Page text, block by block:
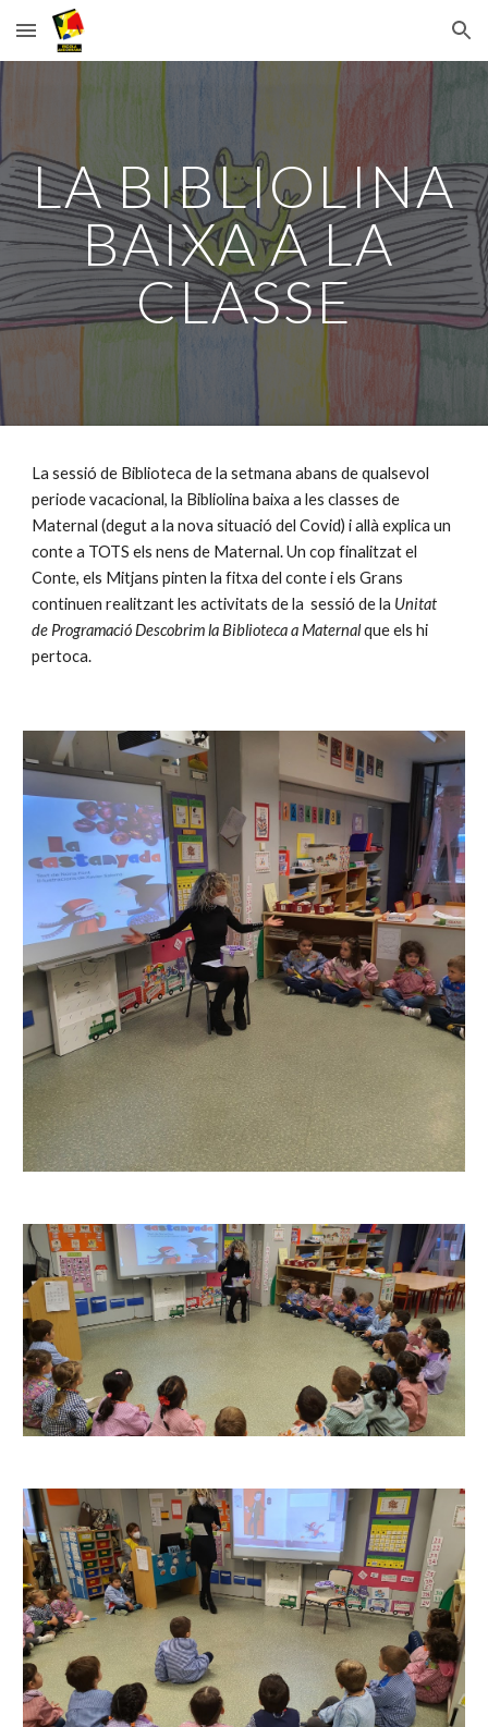
Skip to main content Skip to navigation
LA BIBLIOLINA
BAIXA A LA
CLASSE
La sessió de Biblioteca de la setmana abans de qualsevol
periode vacacional, la Bibliolina baixa a les classes de
Maternal (degut a la nova situació del Covid) i allà explica un
conte a TOTS els nens de Maternal. Un cop finalitzat el
Conte, els Mitjans pinten la fitxa del conte i els Grans
continuen realitzant les activitats de la  sessió de la Unitat
de Programació Descobrim la Biblioteca a Maternal que els hi
pertoca.